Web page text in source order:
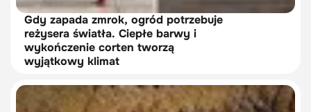
Gdy zapada zmrok, ogród potrzebuje
reżysera światła. Ciepłe barwy i
wykończenie corten tworzą
wyjątkowy klimat